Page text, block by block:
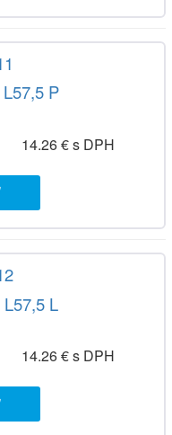
P
14.26 € s DPH
L
14.26 € s DPH